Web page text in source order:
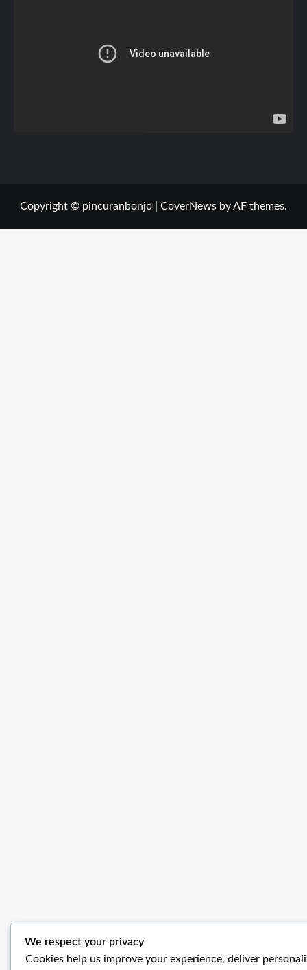
Copyright © pincuranbonjo CoverNews by AF themes.
We respect your privacy
Cookies help us improve your experience, deliver